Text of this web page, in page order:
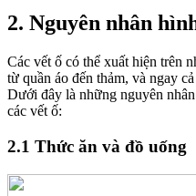
2. Nguyên nhân
Các vết ố có thể xuất hiện trên
từ quần áo đến thảm, và ngay
Dưới đây là những nguyên
các vết ố:
2.1 Thức ăn và đồ uống